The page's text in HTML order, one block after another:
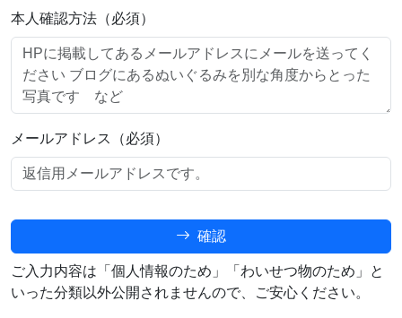
本人確認方法（必須）
メールアドレス（必須）
確認
ご入力内容は「個人情報のため」「わいせつ物のため」と
いった分類以外公開されませんので、ご安心ください。